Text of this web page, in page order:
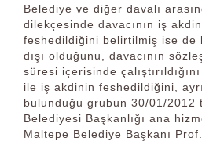
Belediye ve diğer davalı
dilekçesinde davacının iş
feshedildiğini belirtilmiş ise de
dışı olduğunu, davacının
süresi içerisinde
ile iş akdinin feshedildiğini,
bulunduğu grubun 30/01/2012
Belediyesi Başkanlığı ana
Maltepe Belediye Başkanı